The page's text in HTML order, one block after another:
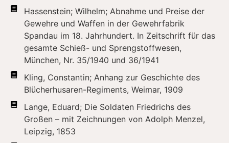
Hassenstein; Wilhelm; Abnahme und Preise der
Gewehre und Waffen in der Gewehrfabrik
Spandau im 18. Jahrhundert. In Zeitschrift für das
gesamte Schieß- und Sprengstoffwesen,
München, Nr. 35/1940 und 36/1941
Kling, Constantin; Anhang zur Geschichte des
Blücherhusaren-Regiments, Weimar, 1909
Lange, Eduard; Die Soldaten Friedrichs des
Großen – mit Zeichnungen von Adolph Menzel,
Leipzig, 1853